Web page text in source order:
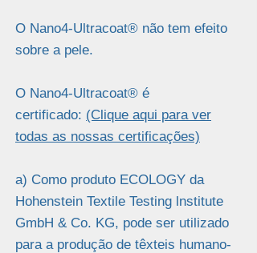
O Nano4-Ultracoat® não tem efeito
sobre a pele.
O Nano4-Ultracoat® é
certificado: (Clique aqui para ver
todas as nossas certificações)
a) Como produto ECOLOGY da
Hohenstein Textile Testing lnstitute
GmbH & Co. KG, pode ser utilizado
para a produção de têxteis humano-